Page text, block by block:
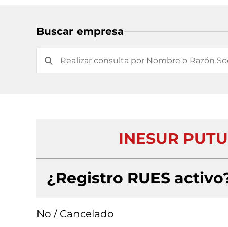
Buscar empresa
INESUR
¿Registro RUES
No / Cancelado